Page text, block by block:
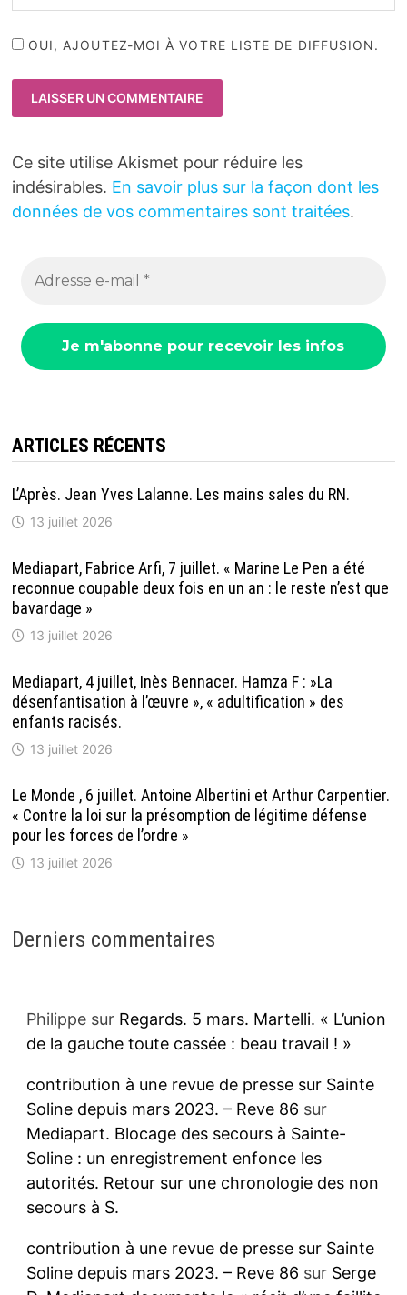
OUI, AJOUTEZ-MOI À VOTRE LISTE DE DIFFUSION.
Ce site utilise Akismet pour réduire les
indésirables. En savoir plus sur la façon dont les
données de vos commentaires sont traitées.
ARTICLES RÉCENTS
L’Après. Jean Yves Lalanne. Les mains sales du RN.
13 juillet 2026
Mediapart, Fabrice Arfi, 7 juillet. « Marine Le Pen a été
reconnue coupable deux fois en un an : le reste n’est que
bavardage »
13 juillet 2026
Mediapart, 4 juillet, Inès Bennacer. Hamza F : »La
désenfantisation à l’œuvre », « adultification » des
enfants racisés.
13 juillet 2026
Le Monde , 6 juillet. Antoine Albertini et Arthur Carpentier.
« Contre la loi sur la présomption de légitime défense
pour les forces de l’ordre »
13 juillet 2026
Derniers commentaires
Philippesur Regards. 5 mars. Martelli. « L’union
de la gauche toute cassée : beau travail ! »
contribution à une revue de presse sur Sainte
Soline depuis mars 2023. – Reve 86 sur
Mediapart. Blocage des secours à Sainte-
Soline : un enregistrement enfonce les
autorités. Retour sur une chronologie des non
secours à S.
contribution à une revue de presse sur Sainte
Soline depuis mars 2023. – Reve 86 sur Serge